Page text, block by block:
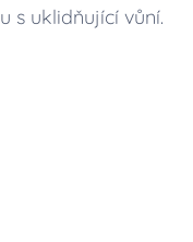
s uklidňující vůní.